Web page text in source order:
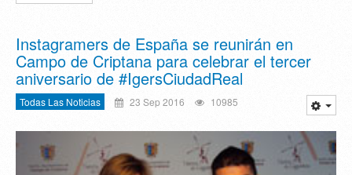
Instagramers de España se reunirán en
Campo de Criptana para celebrar el tercer
aniversario de #IgersCiudadReal
Todas Las Noticias 23 Sep 2016 10985